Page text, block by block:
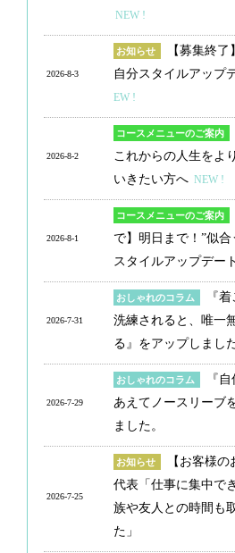
NEW !
2026-8-3
お知らせ
【募集終
自分スタイルアップ
EW !
2026-8-2
コースメニューのご案内
これからの人生をよ
いきたい方へ NEW !
2026-8-1
コースメニューのご案内
で】明日まで！”似
スタイルアップデー
2026-7-31
おしゃれのコラム
『
洗練されると、唯一
る』をアップしました
2026-7-29
おしゃれのコラム
『
あえてノースリーブ
ました。
2026-7-25
お知らせ
【お客様
代表「仕事に集中で
族や友人との時間も
た」